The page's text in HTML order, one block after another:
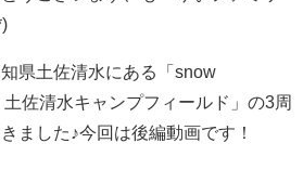
県土佐清水にある「snow
佐清水キャンプフィールド」の3周
ました♪今回は後編動画です！